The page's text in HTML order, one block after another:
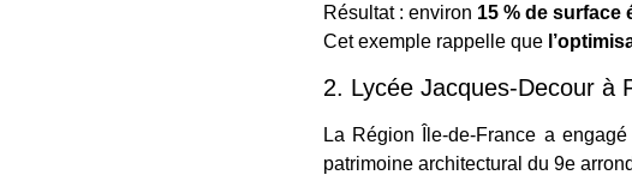
Résultat : environ 15 % de surface
Cet exemple rappelle que
2. Lycée Jacques-Decour à
La Région Île-de-France a
patrimoine architectural du 9e